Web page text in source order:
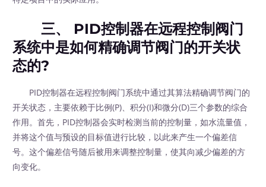
三、 PID控制器在远程控制阀门
系统中是如何精确调节阀门的开关状
态的?
PID控制器在远程控制阀门系统中通过其算法精确调节阀门的
开关状态，主要依赖于比例(P)、积分(I)和微分(D)三个参数的综合
作用。首先，PID控制器会实时检测当前的控制量，如水流量值，
并将这个值与预设的目标值进行比较，以此来产生一个偏差信
号。这个偏差信号随后被用来调整控制量，使其向减少偏差的方
向变化。